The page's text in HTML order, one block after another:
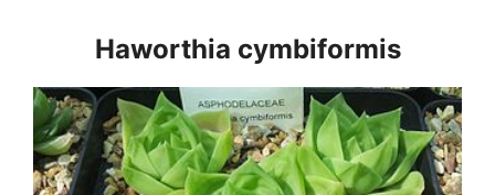
Haworthia cymbiformis